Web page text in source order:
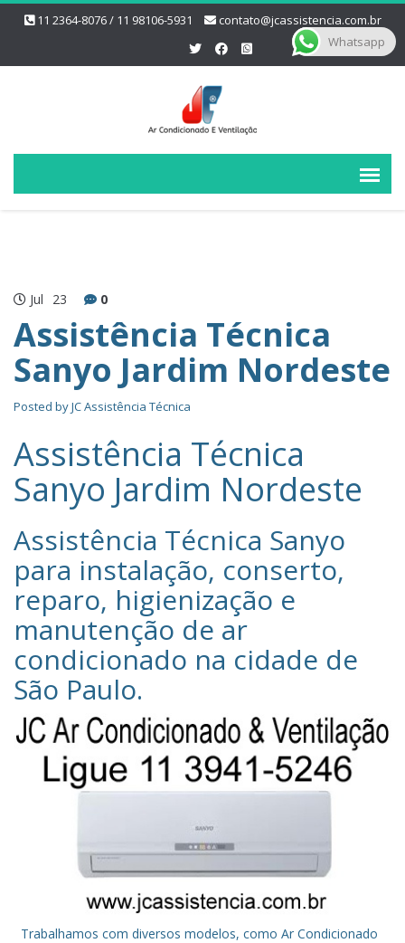
11 2364-8076 / 11 98106-5931 contato@jcassistencia.com.br
Jul 23 0
Assistência Técnica
Sanyo Jardim Nordeste
Posted byJC Assistência Técnica
Assistência Técnica
Sanyo Jardim Nordeste
Assistência Técnica Sanyo‎
para instalação, conserto,
reparo, higienização e
manutenção de ar
condicionado na cidade de
São Paulo.
Trabalhamos com diversos modelos, como Ar Condicionado
Whatsapp